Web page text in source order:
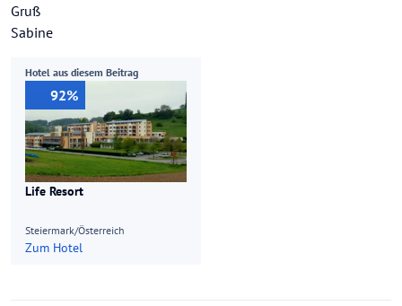
Gruß
Sabine
Hotel aus diesem Beitrag
92%
Life Resort
Steiermark/Österreich
Zum Hotel